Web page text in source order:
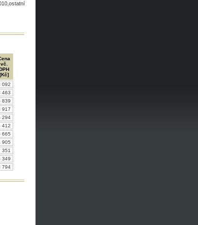
vč.
[Kč]
092
463
839
917
294
412
665
905
351
349
794